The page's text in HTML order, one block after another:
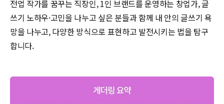
전업 작가를 꿈꾸는 직장인, 1인 브랜드를 운영하는 창업가, 글
쓰기 노하우·고민을 나누고 싶은 분들과 함께 내 안의 글쓰기 욕
망을 나누고, 다양한 방식으로 표현하고 발전시키는 법을 탐구
합니다.